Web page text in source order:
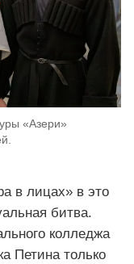
«Азери»
в лицах» в это
битва.
колледжа
Петина только